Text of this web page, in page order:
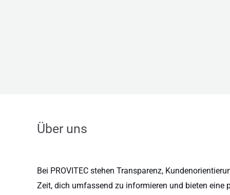
Über uns
Bei PROVITEC stehen Transparenz,
Zeit, dich umfassend zu informieren und bieten eine